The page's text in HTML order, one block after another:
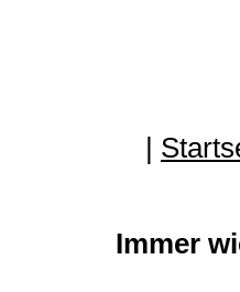
Immer